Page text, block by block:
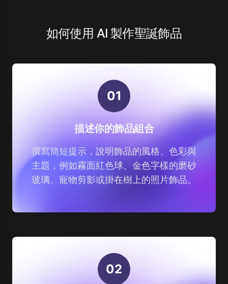
如何使用 AI 製作聖誕飾品
01
描述你的飾品組合
撰寫簡短提示，說明飾品的風格、色彩與
主題，例如霧面紅色球、金色字樣的磨砂
玻璃、寵物剪影或掛在樹上的照片飾品。
02